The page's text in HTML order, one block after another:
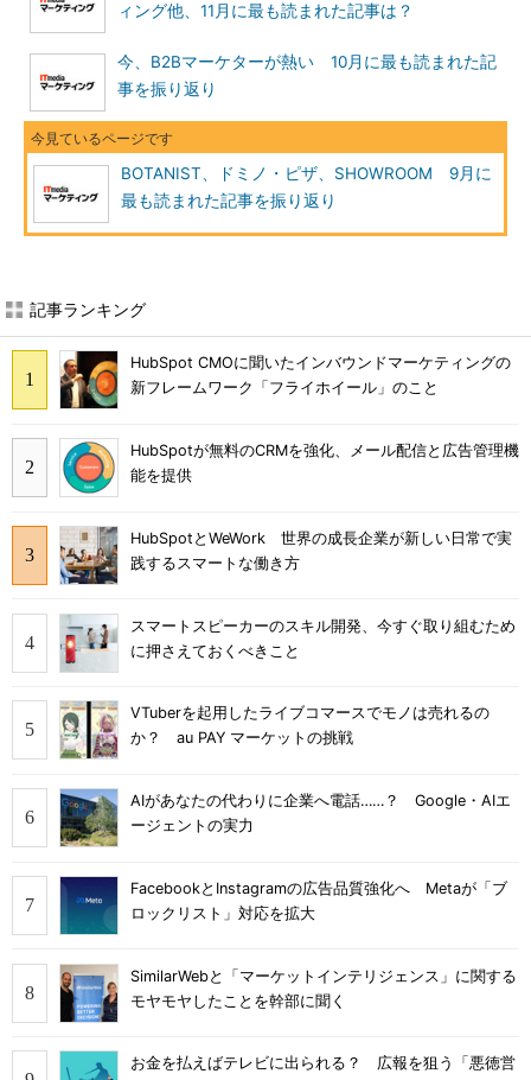
ィング他、11月に最も読まれた記事は？
今、B2Bマーケターが熱い 10月に最も読まれた記
事を振り返り
BOTANIST、ドミノ・ピザ、SHOWROOM 9月に
最も読まれた記事を振り返り
記事ランキング
HubSpot CMOに聞いたインバウンドマーケティングの
新フレームワーク「フライホイール」のこと
HubSpotが無料のCRMを強化、メール配信と広告管理機
能を提供
HubSpotとWeWork 世界の成長企業が新しい日常で実
践するスマートな働き方
スマートスピーカーのスキル開発、今すぐ取り組むため
に押さえておくべきこと
VTuberを起用したライブコマースでモノは売れるの
か？ au PAY マーケットの挑戦
AIがあなたの代わりに企業へ電話……？ Google・AIエ
ージェントの実力
FacebookとInstagramの広告品質強化へ Metaが「ブ
ロックリスト」対応を拡大
SimilarWebと「マーケットインテリジェンス」に関する
モヤモヤしたことを幹部に聞く
お金を払えばテレビに出られる？ 広報を狙う「悪徳営